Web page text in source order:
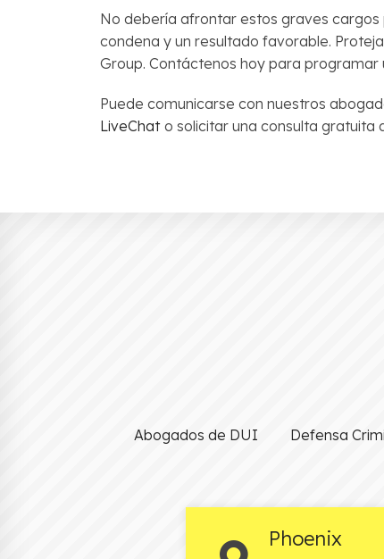
No debería afrontar estos graves
condena y un resultado favorable.
Group. Contáctenos hoy para programar
Puede comunicarse con nuestros
LiveChat o solicitar una consulta gratuita
Abogados de DUI Defensa
Phoenix